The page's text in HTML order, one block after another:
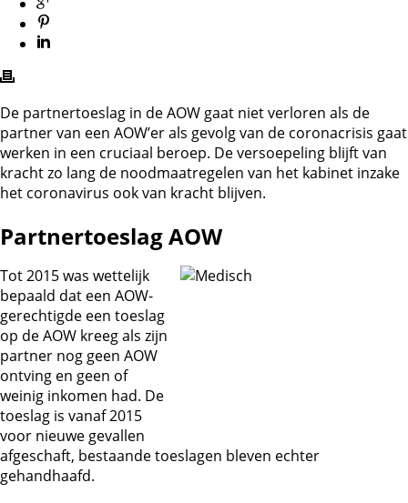
De partnertoeslag in de AOW gaat niet verloren als de
partner van een AOW’er als gevolg van de coronacrisis gaat
werken in een cruciaal beroep. De versoepeling blijft van
kracht zo lang de noodmaatregelen van het kabinet inzake
het coronavirus ook van kracht blijven.
Partnertoeslag AOW
Tot 2015 was wettelijk
bepaald dat een AOW-
gerechtigde een toeslag
op de AOW kreeg als zijn
partner nog geen AOW
ontving en geen of
weinig inkomen had. De
toeslag is vanaf 2015
voor nieuwe gevallen
afgeschaft, bestaande toeslagen bleven echter
gehandhaafd.